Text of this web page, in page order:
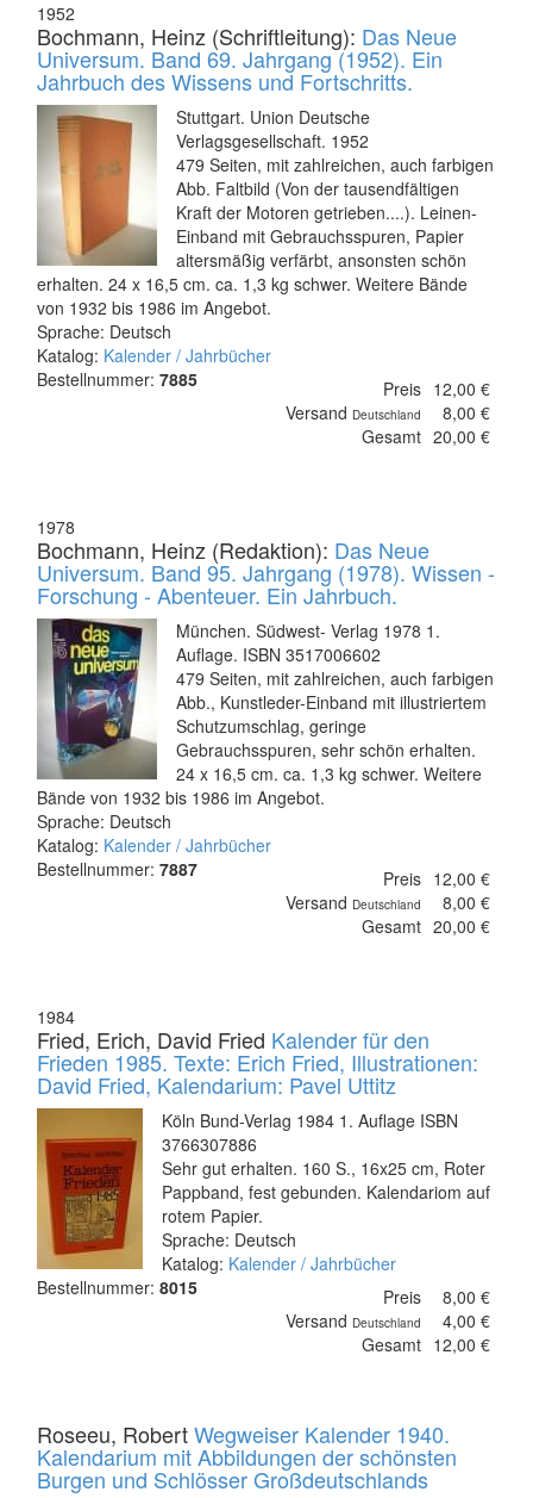
1952
Bochmann, Heinz (Schriftleitung): Das Neue
Universum. Band 69. Jahrgang (1952). Ein
Jahrbuch des Wissens und Fortschritts.
Stuttgart. Union Deutsche
Verlagsgesellschaft. 1952
479 Seiten, mit zahlreichen, auch farbigen
Abb. Faltbild (Von der tausendfältigen
Kraft der Motoren getrieben....). Leinen-
Einband mit Gebrauchsspuren, Papier
altersmäßig verfärbt, ansonsten schön
erhalten. 24 x 16,5 cm. ca. 1,3 kg schwer. Weitere Bände
von 1932 bis 1986 im Angebot.
Sprache: Deutsch
Katalog: Kalender / Jahrbücher
Bestellnummer: 7885 Preis 12,00 €
Versand Deutschland
8,00 €
Gesamt 20,00 €
1978
Bochmann, Heinz (Redaktion): Das Neue
Universum. Band 95. Jahrgang (1978). Wissen -
Forschung - Abenteuer. Ein Jahrbuch.
München. Südwest- Verlag 1978 1.
Auflage. ISBN 3517006602
479 Seiten, mit zahlreichen, auch farbigen
Abb., Kunstleder-Einband mit illustriertem
Schutzumschlag, geringe
Gebrauchsspuren, sehr schön erhalten.
24 x 16,5 cm. ca. 1,3 kg schwer. Weitere
Bände von 1932 bis 1986 im Angebot.
Sprache: Deutsch
Katalog: Kalender / Jahrbücher
Bestellnummer: 7887 Preis 12,00 €
Versand Deutschland
8,00 €
Gesamt 20,00 €
1984
Fried, Erich, David Fried Kalender für den
Frieden 1985. Texte: Erich Fried, Illustrationen:
David Fried, Kalendarium: Pavel Uttitz
Köln Bund-Verlag 1984 1. Auflage ISBN
3766307886
Sehr gut erhalten. 160 S., 16x25 cm, Roter
Pappband, fest gebunden. Kalendariom auf
rotem Papier.
Sprache: Deutsch
Katalog: Kalender / Jahrbücher
Bestellnummer: 8015 Preis
8,00 €
Versand Deutschland
4,00 €
Gesamt 12,00 €
Roseeu, RobertWegweiser Kalender 1940.
Kalendarium mit Abbildungen der schönsten
Burgen und Schlösser Großdeutschlands